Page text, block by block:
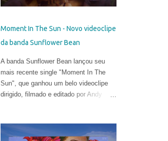
referência no mundo eclético da arte.
regras da proporção é sua maior fonte
uma arte mais subjetiva. Belin gosta de
definir esse experimento como "pós-
neo-cubismo".
Moment In The Sun - Novo videoclipe
da banda Sunflower Bean
A banda Sunflower Bean lançou seu
mais recente single "Moment In The
Sun", que ganhou um belo videoclipe
dirigido, filmado e editado por Andy